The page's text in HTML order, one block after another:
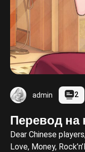
admin 2
Перевод на
Dear Chinese
Love, Money,